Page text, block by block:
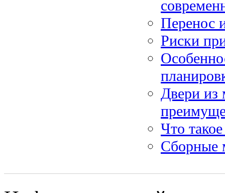
Перенос
Риски
Двери из
Что
Сборные